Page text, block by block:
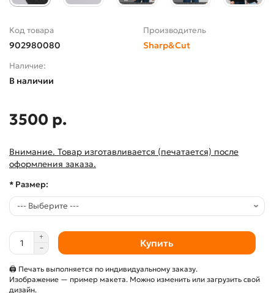
Код товара
902980080
Производитель
Sharp&Cut
Наличие:
В наличии
3500 р.
Внимание. Товар изготавливается (печатается) после
оформления заказа.
* Размер:
Купить
🖨 Печать выполняется по индивидуальному заказу.
Изображение — пример макета. Можно изменить или загрузить свой
дизайн.